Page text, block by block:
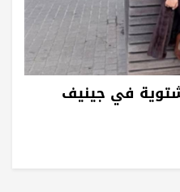
في جينيف